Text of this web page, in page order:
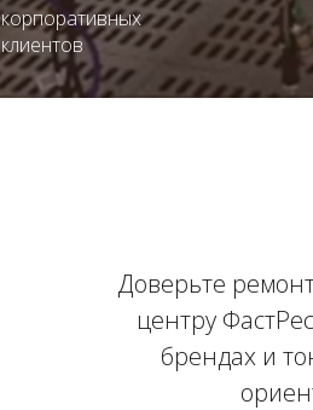
корпоративных
клиентов
Доверьте
центру
брендах и